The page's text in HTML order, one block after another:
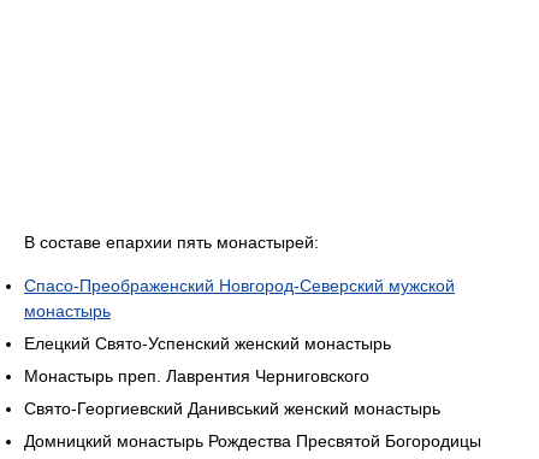
В составе епархии пять монастырей:
Спасо-Преображенский Новгород-Северский мужской
монастырь
Елецкий Свято-Успенский женский монастырь
Монастырь преп. Лаврентия Черниговского
Свято-Георгиевский Данивський женский монастырь
Домницкий монастырь Рождества Пресвятой Богородицы